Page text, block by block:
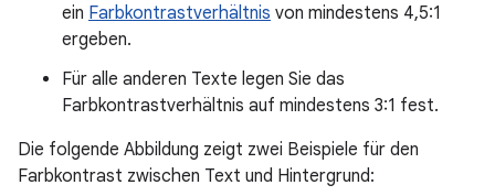
ein Farbkontrastverhältnis von mindestens 4,5:1
ergeben.
Für alle anderen Texte legen Sie das
Farbkontrastverhältnis auf mindestens 3:1 fest.
Die folgende Abbildung zeigt zwei Beispiele für den
Farbkontrast zwischen Text und Hintergrund: